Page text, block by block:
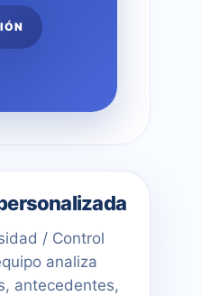
/ Control
analiza
antecedentes,